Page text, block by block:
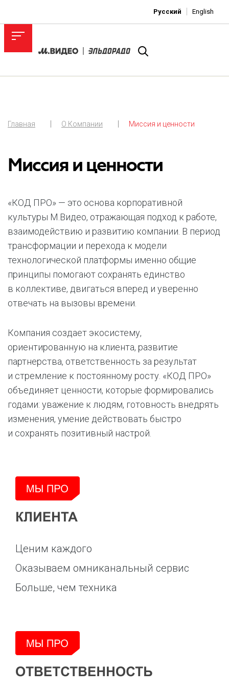
Русский English
Главная О Компании Миссия и ценности
Миссия и ценности
«КОД ПРО» — это основа корпоративной
культуры М.Видео, отражающая подход к работе,
взаимодействию и развитию компании. В период
трансформации и перехода к модели
технологической платформы именно общие
принципы помогают сохранять единство
в коллективе, двигаться вперед и уверенно
отвечать на вызовы времени.
Компания создает экосистему,
ориентированную на клиента, развитие
партнерства, ответственность за результат
и стремление к постоянному росту. «КОД ПРО»
объединяет ценности, которые формировались
годами: уважение к людям, готовность внедрять
изменения, умение действовать быстро
и сохранять позитивный настрой.
Ценим каждого
Оказываем омниканальный сервис
Больше, чем техника